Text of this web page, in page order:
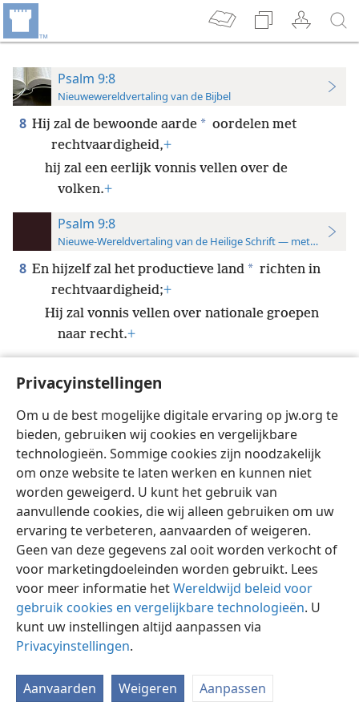
Privacyinstellingen
Om u de best mogelijke digitale ervaring op jw.org te
bieden, gebruiken wij cookies en vergelijkbare
technologieën. Sommige cookies zijn noodzakelijk
om onze website te laten werken en kunnen niet
worden geweigerd. U kunt het gebruik van
aanvullende cookies, die wij alleen gebruiken om uw
ervaring te verbeteren, aanvaarden of weigeren.
Geen van deze gegevens zal ooit worden verkocht of
voor marketingdoeleinden worden gebruikt. Lees
voor meer informatie hetWereldwijd beleid voor
gebruik cookies en vergelijkbare technologieën. U
kunt uw instellingen altijd aanpassen via
Privacyinstellingen.
Aanvaarden Weigeren Aanpassen
Psalm 9:8
Nieuwewereldvertaling van de Bijbel
8 Hij zal de bewoonde aarde * oordelen met
rechtvaardigheid,+
hij zal een eerlijk vonnis vellen over de
volken.+
Psalm 9:8
Nieuwe-Wereldvertaling van de Heilige Schrift — met
8 En hijzelf zal het productieve land * richten in
rechtvaardigheid;+
Hij zal vonnis vellen over nationale groepen
naar recht.+
Nederlands Instellingen
Copyright © 2026 Watch Tower Bible and Tract Society of Pennsylvania
Gebruiksvoorwaarden Privacybeleid
JW.ORG
Inloggen